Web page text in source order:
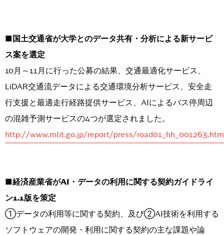
■国土交通省が大学とのデータ共有・分析による新サービ
ス案を選定
10月～11月に行った公募の結果、交通最適化サービス、
LiDAR交通流データによる交通環境分析サービス、安全走
行支援と最適走行経路提供サービス、AIによるバス停周辺
の混雑予測サービスの4つが選定されました。
http://www.mlit.go.jp/report/press/
■経済産業省がAI・データの利用に関する契約ガイドライ
ン1.1版を策定
①データの利用等に関する契約、及び②AI技術を利用する
ソフトウェアの開発・利用に関する契約の主な課題や論